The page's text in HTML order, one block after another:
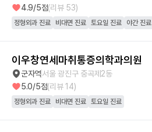
4.9/5점(리뷰 53)
정형외과 진료 비대면 진료 토요일 진료 야간 진료
이우창연세마취통증의학과의원
군자역서울 광진구 중곡제2동
5.0/5점(리뷰14)
정형외과 진료 비대면 진료 토요일 진료